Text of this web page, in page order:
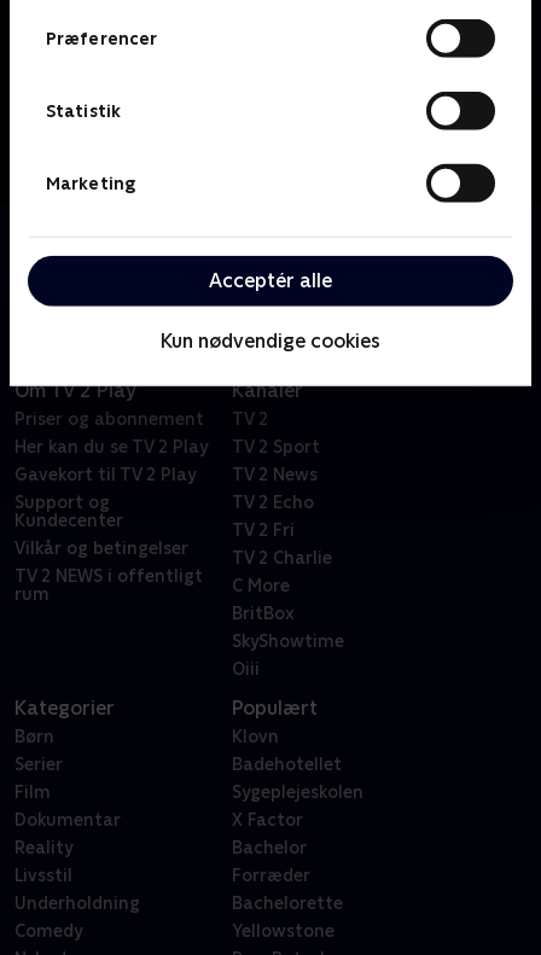
Præferencer
Statistik
Marketing
Acceptér alle
Kun nødvendige cookies
Se 19.30-nyhederne fra TV2 Nord.
Om TV 2 Play
Priser og abonnement
Her kan du se TV 2 Play
Gavekort til TV 2 Play
Support og
Kundecenter
Vilkår og betingelser
TV 2 NEWS i offentligt
rum
Kanaler
TV 2
TV 2 Sport
TV 2 News
TV 2 Echo
TV 2 Fri
TV 2 Charlie
C More
BritBox
SkyShowtime
Oiii
Kategorier
Børn
Serier
Film
Dokumentar
Reality
Livsstil
Underholdning
Comedy
Populært
Klovn
Badehotellet
Sygeplejeskolen
X Factor
Bachelor
Forræder
Bachelorette
Yellowstone